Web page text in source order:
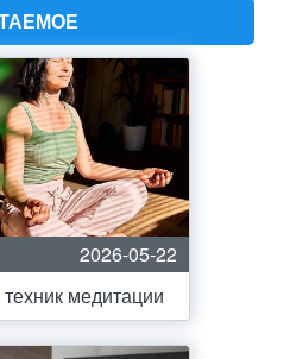
2026-05-22
медитации